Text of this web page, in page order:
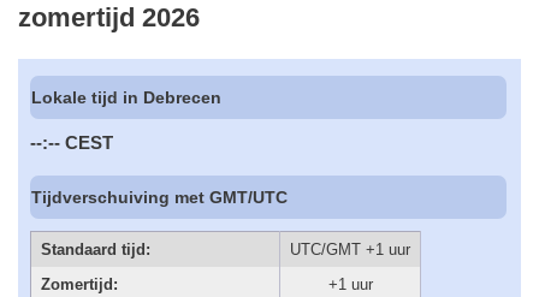
zomertijd 2026
Lokale tijd in Debrecen
--:-- CEST
Tijdverschuiving met GMT/UTC
Standaard tijd:
UTC/GMT +1 uur
Zomertijd:
+1 uur